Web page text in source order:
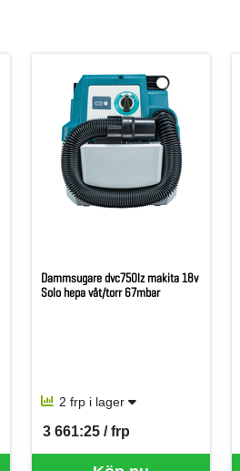
Dammsugare dvc750lz makita 18v
Solo hepa våt/torr 67mbar
2 frp i lager
3 661:25 / frp
SEK per FRP